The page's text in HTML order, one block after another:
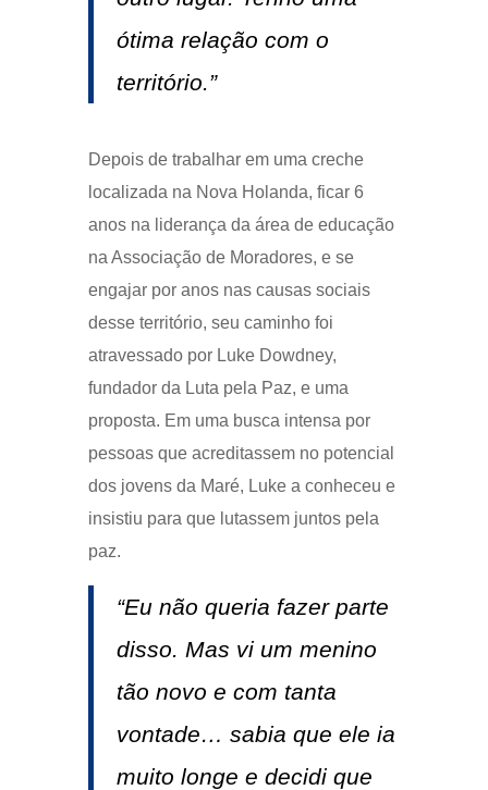
ótima relação com o
território.”
Depois de trabalhar em uma creche
localizada na Nova Holanda, ficar 6
anos na liderança da área de educação
na Associação de Moradores, e se
engajar por anos nas causas sociais
desse território, seu caminho foi
atravessado por Luke Dowdney,
fundador da Luta pela Paz, e uma
proposta. Em uma busca intensa por
pessoas que acreditassem no potencial
dos jovens da Maré, Luke a conheceu e
insistiu para que lutassem juntos pela
paz.
“Eu não queria fazer parte
disso. Mas vi um menino
tão novo e com tanta
vontade… sabia que ele ia
muito longe e decidi que